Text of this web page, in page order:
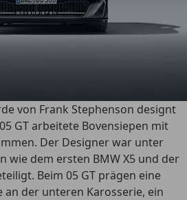
von Frank Stephenson designt
GT arbeitete Bovensiepen mit
Der Designer war unter
wie dem ersten BMW X5 und der
Beim 05 GT prägen eine
der unteren Karosserie, ein